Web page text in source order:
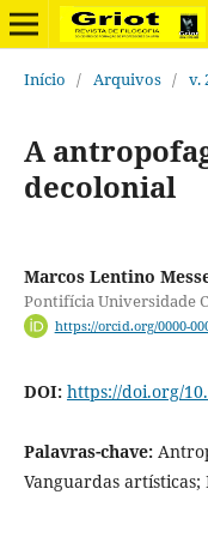
Início / Arquivos / v.
A
decolonial
Marcos Lentino
Pontifícia Universidade
https://orcid.org/0000-
DOI: https://doi.org/
Palavras-chave:
Vanguardas